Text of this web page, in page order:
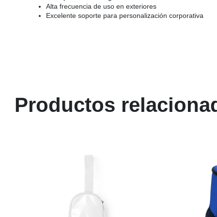
Alta frecuencia de uso en exteriores
Excelente soporte para personalización corporativa
Productos